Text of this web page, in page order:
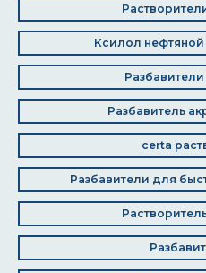
Ксилол
Разбавитель
certa
Разбавители для